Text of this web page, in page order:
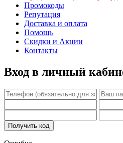
Промокоды
Репутация
Доставка и оплата
Помощь
Скидки и Акции
Контакты
Вход в личный